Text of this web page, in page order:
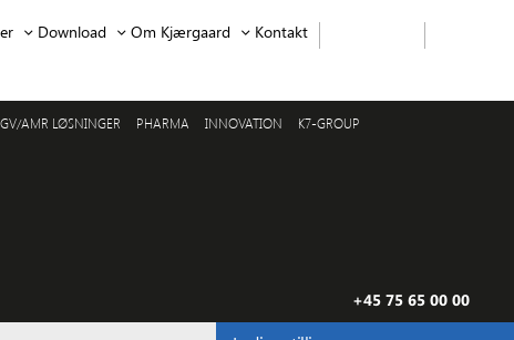
Download Om Kjærgaard Kontakt
AMR LØSNINGER PHARMA INNOVATION K7-GROUP
+45 75 65 00 00